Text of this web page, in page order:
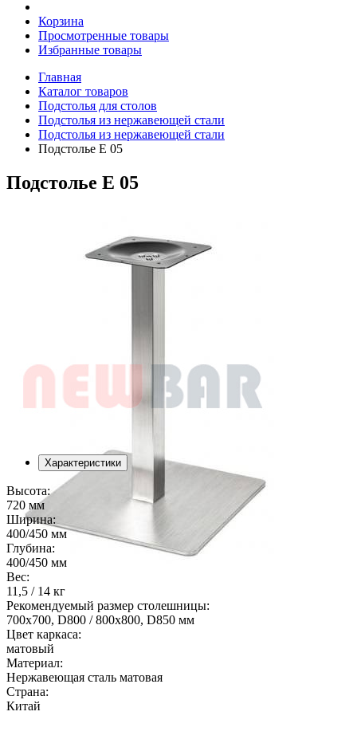
Корзина
Просмотренные товары
Избранные товары
Главная
Каталог товаров
Подстолья для столов
Подстолья из нержавеющей стали
Подстолья из нержавеющей стали
Подстолье Е 05
Подстолье Е 05
Характеристики
Высота:
720 мм
Ширина:
400/450 мм
Глубина:
400/450 мм
Вес:
11,5 / 14 кг
Рекомендуемый размер столешницы:
700x700, D800 / 800x800, D850 мм
Цвет каркаса:
матовый
Материал:
Нержавеющая сталь матовая
Страна:
Китай